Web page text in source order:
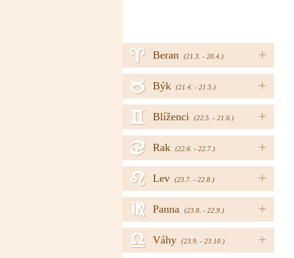
+
Beran (21.3. - 20.4.)
a
+
Býk (21.4. - 21.5.)
b
+
Blíženci (22.5. - 21.6.)
c
+
Rak (22.6. - 22.7.)
d
+
Lev (23.7. - 22.8.)
e
+
Panna (23.8. - 22.9.)
f
+
Váhy (23.9. - 23.10.)
g